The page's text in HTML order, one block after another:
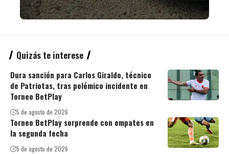
Quizás te interese
Dura sanción para Carlos Giraldo, técnico
de Patriotas, tras polémico incidente en
Torneo BetPlay
5 de agosto de 2026
Torneo BetPlay sorprende con empates en
la segunda fecha
5 de agosto de 2026